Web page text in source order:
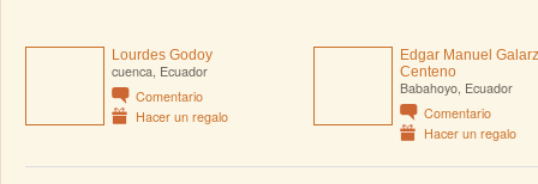
Lourdes Godoy
cuenca, Ecuador
Comentario
Hacer un regalo
Edgar Manuel
Centeno
Babahoyo, Ecuador
Comentario
Hacer un regalo